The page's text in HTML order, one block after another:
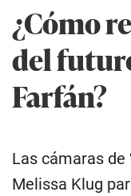
¿Cómo
del
Farfán?
Las cámaras de
Melissa Klug